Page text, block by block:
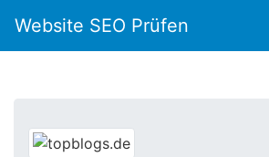
Website SEO Prüfen